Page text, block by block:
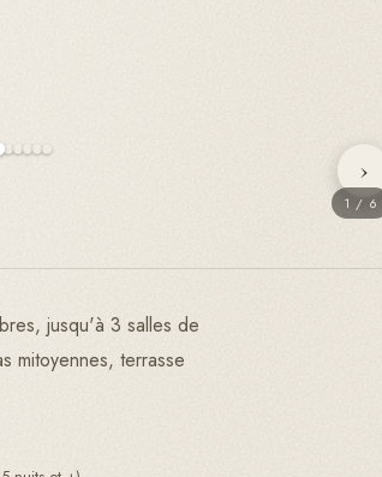
›
1 / 6
jusqu'à 3 salles de
mitoyennes, terrasse